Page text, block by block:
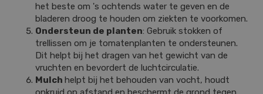
het beste om 's ochtends water te geven en de
bladeren droog te houden om ziekten te voorkomen.
Ondersteun de planten: Gebruik stokken of
trellissen om je tomatenplanten te ondersteunen.
Dit helpt bij het dragen van het gewicht van de
vruchten en bevordert de luchtcirculatie.
Mulch helpt bij het behouden van vocht, houdt